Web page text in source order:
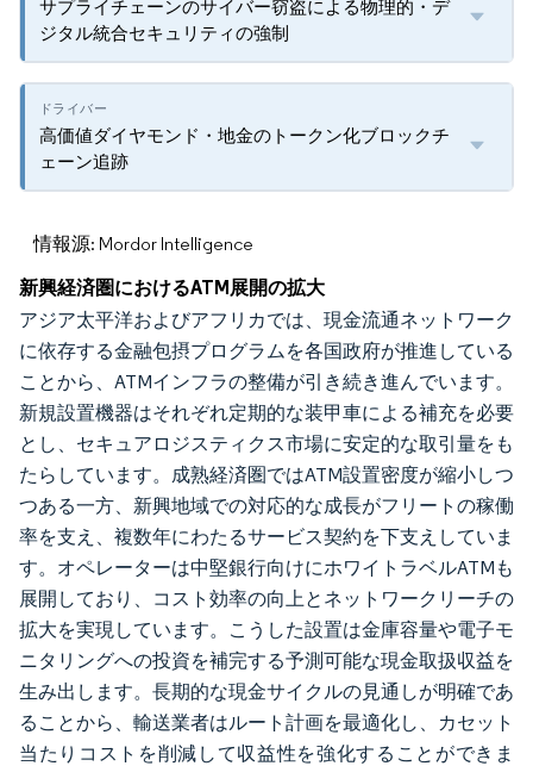
サプライチェーンのサイバー窃盗による物理的・デ
ジタル統合セキュリティの強制
高価値ダイヤモンド・地金のトークン化ブロックチ
ェーン追跡
情報源: Mordor Intelligence
新興経済圏におけるATM展開の拡大
アジア太平洋およびアフリカでは、現金流通ネットワーク
に依存する金融包摂プログラムを各国政府が推進している
ことから、ATMインフラの整備が引き続き進んでいます。
新規設置機器はそれぞれ定期的な装甲車による補充を必要
とし、セキュアロジスティクス市場に安定的な取引量をも
たらしています。成熟経済圏ではATM設置密度が縮小しつ
つある一方、新興地域での対応的な成長がフリートの稼働
率を支え、複数年にわたるサービス契約を下支えしていま
す。オペレーターは中堅銀行向けにホワイトラベルATMも
展開しており、コスト効率の向上とネットワークリーチの
拡大を実現しています。こうした設置は金庫容量や電子モ
ニタリングへの投資を補完する予測可能な現金取扱収益を
生み出します。長期的な現金サイクルの見通しが明確であ
ることから、輸送業者はルート計画を最適化し、カセット
当たりコストを削減して収益性を強化することができま